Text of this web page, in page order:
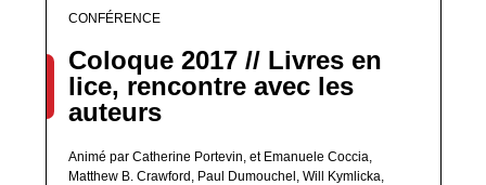
CONFÉRENCE
Coloque 2017 // Livres en
lice, rencontre avec les
auteurs
Animé par Catherine Portevin, et Emanuele Coccia,
Matthew B. Crawford, Paul Dumouchel, Will Kymlicka,